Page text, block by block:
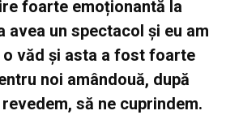
foarte emoționantă la
avea un spectacol și eu am
văd și asta a fost foarte
noi amândouă, după
să ne cuprindem.